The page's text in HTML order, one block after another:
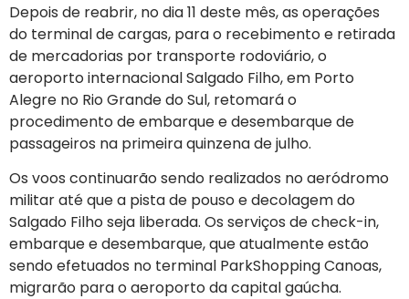
Depois de reabrir, no dia 11 deste mês, as operações
do terminal de cargas, para o recebimento e retirada
de mercadorias por transporte rodoviário, o
aeroporto internacional Salgado Filho, em Porto
Alegre no Rio Grande do Sul, retomará o
procedimento de embarque e desembarque de
passageiros na primeira quinzena de julho.
Os voos continuarão sendo realizados no aeródromo
militar até que a pista de pouso e decolagem do
Salgado Filho seja liberada. Os serviços de check-in,
embarque e desembarque, que atualmente estão
sendo efetuados no terminal ParkShopping Canoas,
migrarão para o aeroporto da capital gaúcha.